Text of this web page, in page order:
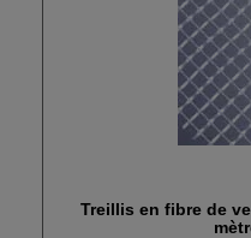
Treillis en fibre de